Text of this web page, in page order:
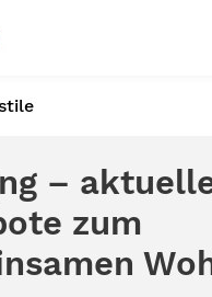
–
zum